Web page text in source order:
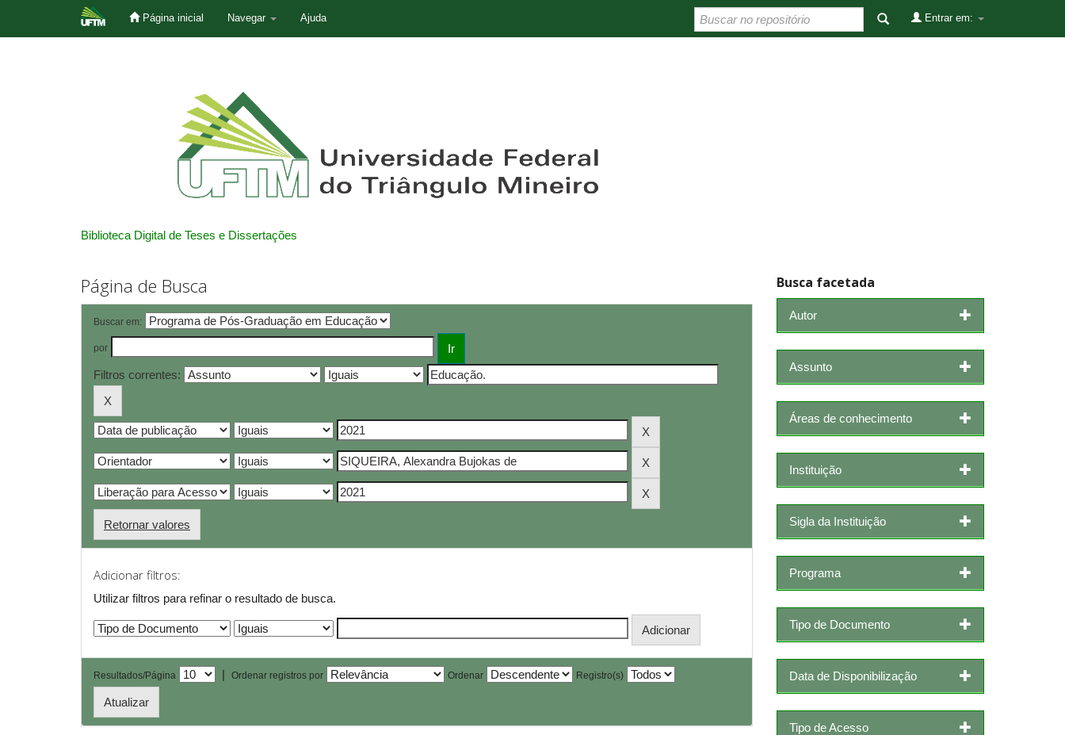
Página inicial Navegar Ajuda Entrar em:
Biblioteca Digital de Teses e Dissertações
Página de Busca
Buscar em:
por
Filtros correntes:
Retornar valores
Adicionar filtros:
Utilizar filtros para refinar o resultado de busca.
Resultados/Página | Ordenar registros por Ordenar Registro(s)
Busca facetada
Autor
Assunto
Áreas de conhecimento
Instituição
Sigla da Instituição
Programa
Tipo de Documento
Data de Disponibilização
Tipo de Acesso